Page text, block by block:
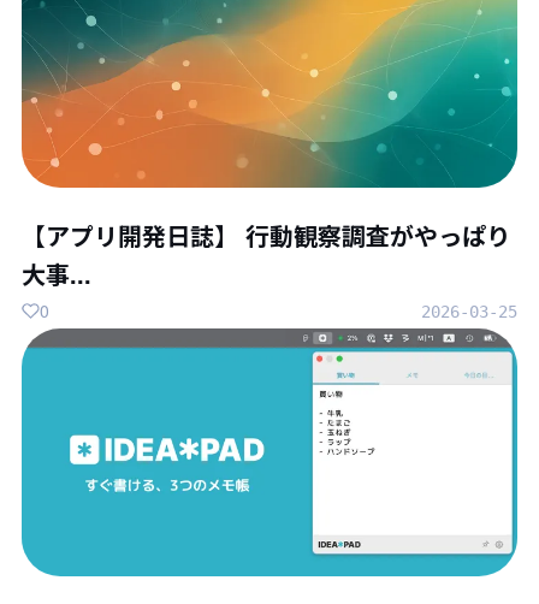
【アプリ開発日誌】 行動観察調査がやっぱり
大事...
2026-03-25
0